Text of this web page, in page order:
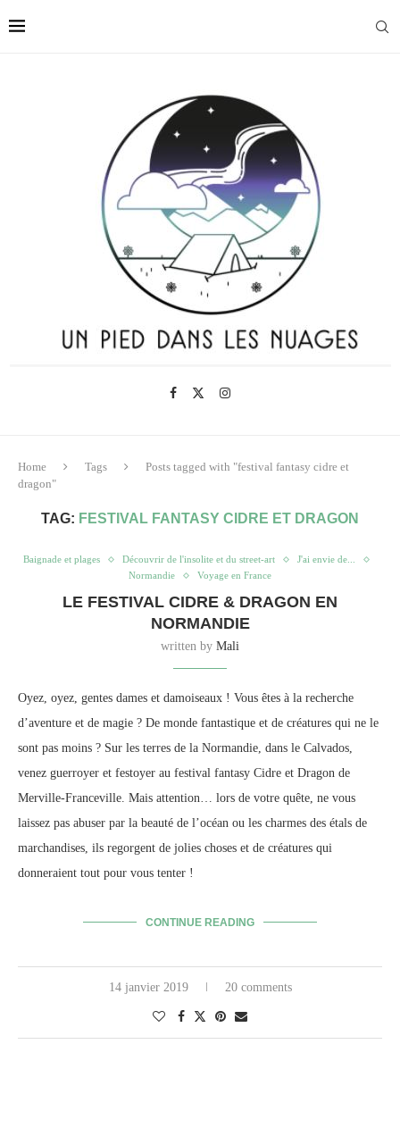
Home Tags
Posts tagged with "festival fantasy cidre et
dragon"
TAG: FESTIVAL FANTASY CIDRE ET DRAGON
Baignade et plages Découvrir de l'insolite et du street-art
J'ai envie de...
Normandie
Voyage en France
LE FESTIVAL CIDRE & DRAGON EN
NORMANDIE
written by Mali
Oyez, oyez, gentes dames et damoiseaux ! Vous êtes à la recherche
d’aventure et de magie ? De monde fantastique et de créatures qui ne le
sont pas moins ? Sur les terres de la Normandie, dans le Calvados,
venez guerroyer et festoyer au festival fantasy Cidre et Dragon de
Merville-Franceville. Mais attention… lors de votre quête, ne vous
laissez pas abuser par la beauté de l’océan ou les charmes des étals de
marchandises, ils regorgent de jolies choses et de créatures qui
donneraient tout pour vous tenter !
CONTINUE READING
14 janvier 2019 20 comments